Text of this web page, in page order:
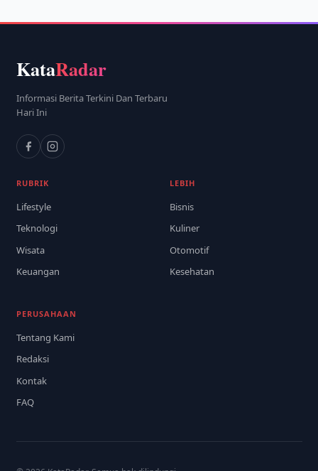
KataRadar
Informasi Berita Terkini Dan Terbaru
Hari Ini
RUBRIK
Lifestyle
Teknologi
Wisata
Keuangan
LEBIH
Bisnis
Kuliner
Otomotif
Kesehatan
PERUSAHAAN
Tentang Kami
Redaksi
Kontak
FAQ